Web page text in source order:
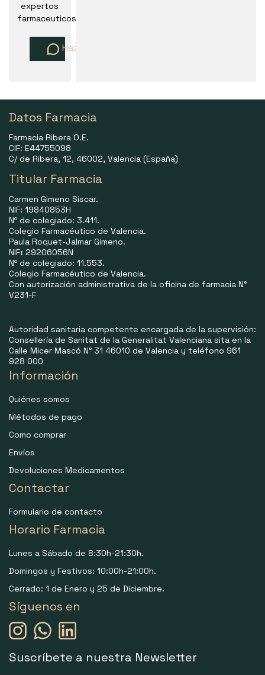
expertos
farmaceuticos
Haz una pregunta
Datos Farmacia
Farmacia Ribera O.E.
CIF: E44755098
C/ de Ribera, 12, 46002, Valencia (España)
Titular Farmacia
Carmen Gimeno Siscar.
NIF: 19840853H
Nº de colegiado: 3.411.
Colegio Farmacéutico de Valencia.
Paula Roquet-Jalmar Gimeno.
NIF: 29206056N
Nº de colegiado: 11.553.
Colegio Farmacéutico de Valencia.
Con autorización administrativa de la oficina de farmacia N°
V231-F
Autoridad sanitaria competente encargada de la supervisión:
Consellería de Sanitat de la Generalitat Valenciana sita en la
Calle Micer Mascó N° 31 46010 de Valencia y teléfono 961
928 000
Información
Quiénes somos
Métodos de pago
Como comprar
Envíos
Devoluciones Medicamentos
Contactar
Formulario de contacto
Horario Farmacia
Lunes a Sábado de 8:30h-21:30h.
Domingos y Festivos: 10:00h-21:00h.
Cerrado: 1 de Enero y 25 de Diciembre.
Síguenos en
Suscríbete a nuestra Newsletter